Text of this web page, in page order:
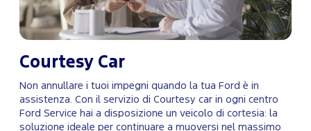
Courtesy Car
Non annullare i tuoi impegni quando la tua Ford è in
assistenza. Con il servizio di Courtesy car in ogni centro
Ford Service hai a disposizione un veicolo di cortesia: la
soluzione ideale per continuare a muoversi nel massimo